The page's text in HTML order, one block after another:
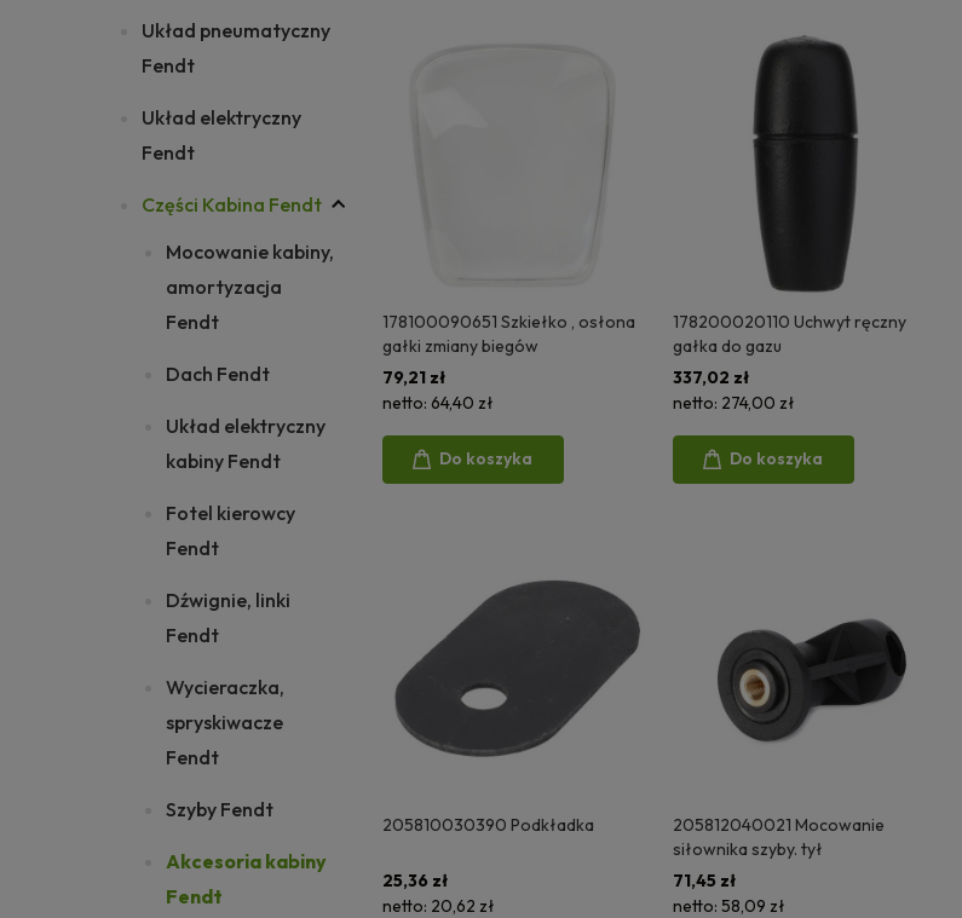
Układ pneumatyczny
Fendt
Układ elektryczny
Fendt
Części Kabina Fendt
Mocowanie kabiny,
amortyzacja
Fendt
Dach Fendt
Układ elektryczny
kabiny Fendt
Fotel kierowcy
Fendt
Dźwignie, linki
Fendt
Wycieraczka,
spryskiwacze
Fendt
Szyby Fendt
Akcesoria kabiny
Fendt
178100090651 Szkiełko , osłona
gałki zmiany biegów
79,21 zł
netto: 64,40 zł
Do koszyka
178200020110 Uchwyt ręczny
gałka do gazu
337,02 zł
netto: 274,00 zł
Do koszyka
205810030390 Podkładka
25,36 zł
netto: 20,62 zł
205812040021 Mocowanie
siłownika szyby. tył
71,45 zł
netto: 58,09 zł